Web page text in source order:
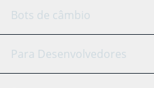
Bot GRID
Signal Bot
Bots de câmbio
Binance
Para Desenvolvedores